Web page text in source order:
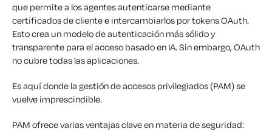
que permite a los agentes autenticarse mediante
certificados de cliente e intercambiarlos por tokens OAuth.
Esto crea un modelo de autenticación más sólido y
transparente para el acceso basado en IA. Sin embargo, OAuth
no cubre todas las aplicaciones.
Es aquí donde la gestión de accesos privilegiados (PAM) se
vuelve imprescindible.
PAM ofrece varias ventajas clave en materia de seguridad: